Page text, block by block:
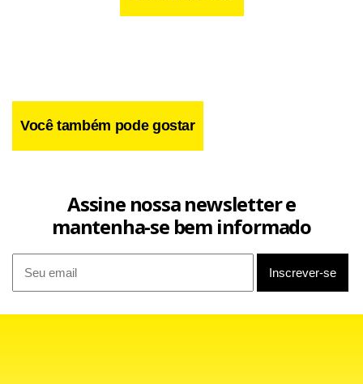
informal. “Aconteceram sondagens, algumas coisas a mais,
Você também pode gostar
Assine nossa newsletter e
mantenha-se bem informado